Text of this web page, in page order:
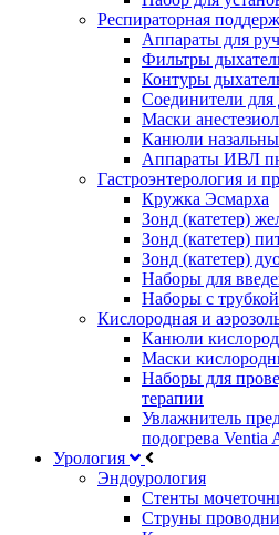
Респираторная
Аппараты для
Фильтры
Контуры
Соединители для
Маски
Канюли
Аппараты ИВЛ
Гастроэнтерология и
Кружка Эсмарха
Зонд (катетер)
Зонд (катетер)
Зонд (катетер)
Наборы для
Наборы с
Кислородная и
Канюли
Маски
Наборы для
терапии
Увлажнитель
подогрева Ventia
Урология
Эндоурология
Стенты
Струны